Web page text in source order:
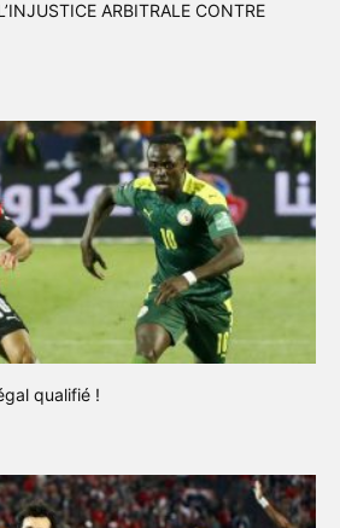
ARBITRALE CONTRE
qualifié !